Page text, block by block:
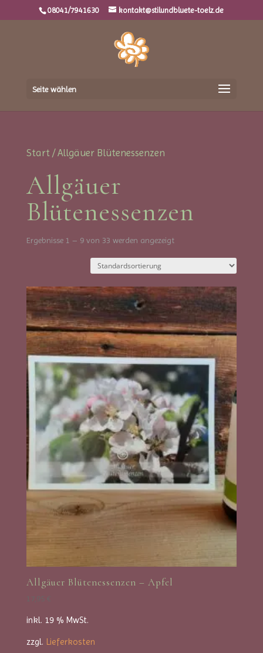
08041/7941630 kontakt@stilundbluete-toelz.de
Seite wählen
Start / Allgäuer Blütenessenzen
Allgäuer
Blütenessenzen
Ergebnisse 1 – 9 von 33 werden angezeigt
Allgäuer Blütenessenzen – Apfel
17,95 €
inkl. 19 % MwSt.
zzgl. Lieferkosten